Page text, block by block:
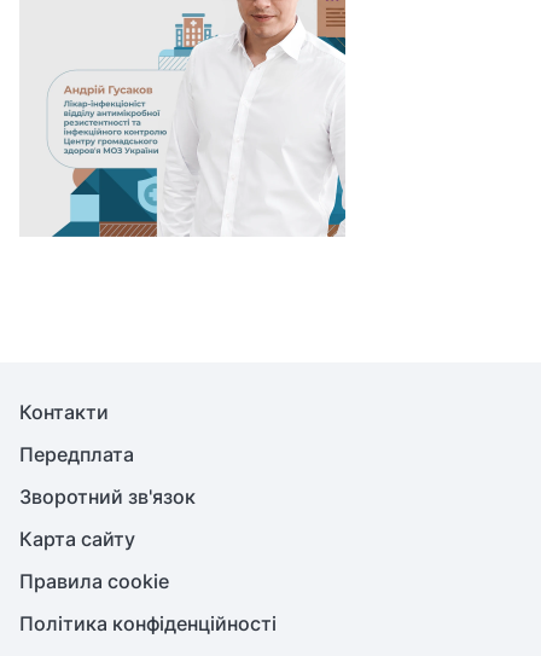
Контакти
Передплата
Зворотний зв'язок
Карта сайту
Правила cookie
Політика конфіденційності